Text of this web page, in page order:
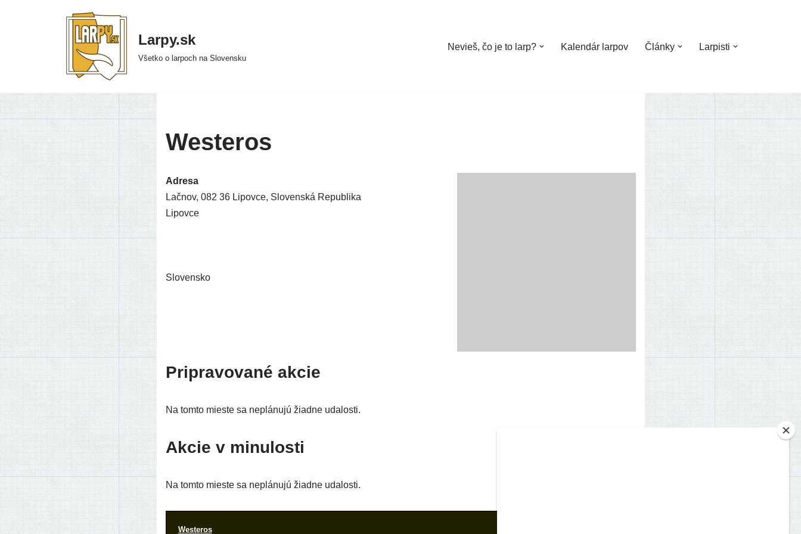
Larpy.sk
Všetko o larpoch na Slovensku
Nevieš, čo je to larp? Kalendár larpov Články Larpisti
Westeros
Adresa
Lačnov, 082 36 Lipovce, Slovenská Republika
Lipovce
Slovensko
Pripravované akcie
Na tom­to mies­te sa neplá­nu­jú žiad­ne udalosti.
Akcie v minulosti
Na tom­to mies­te sa neplá­nu­jú žiad­ne udalosti.
Westeros